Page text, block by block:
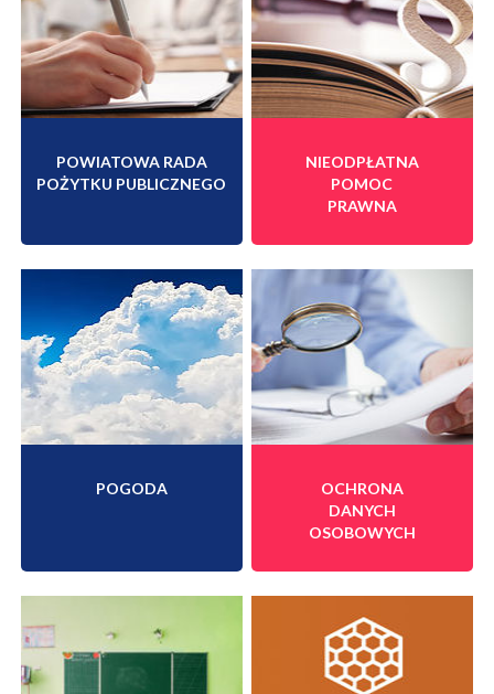
POWIATOWA RADA
POŻYTKU PUBLICZNEGO
NIEODPŁATNA
POMOC
PRAWNA
POGODA
OCHRONA
DANYCH
OSOBOWYCH